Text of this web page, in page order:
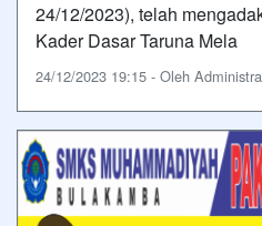
24/12/2023), telah
Kader Dasar Taruna Mela
24/12/2023 19:15 - Oleh